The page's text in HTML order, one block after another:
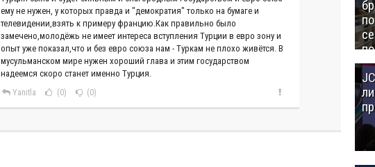
ему не нужен, у которых правда и "демократия" только на бумаге и
телевидении,взять к примеру францию.Как правильно было
замечено,молодёжь не имеет интереса вступления Турции в евро зону и
опыт уже показал,что и без евро союза нам - Туркам не плохо живётся. В
мусульманском мире нужен хороший глава и этим государством
надеемся скоро станет именно Турция.
Yanıtla (0) (0)